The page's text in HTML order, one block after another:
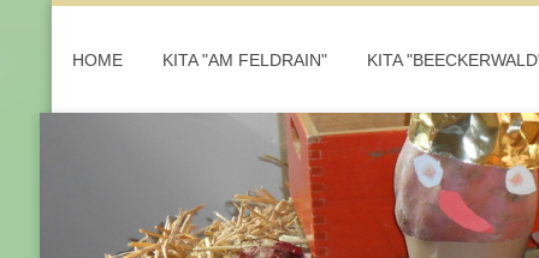
HOME KITA "AM FELDRAIN" KITA